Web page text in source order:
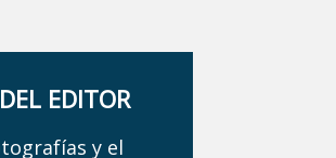
EDITOR
y el